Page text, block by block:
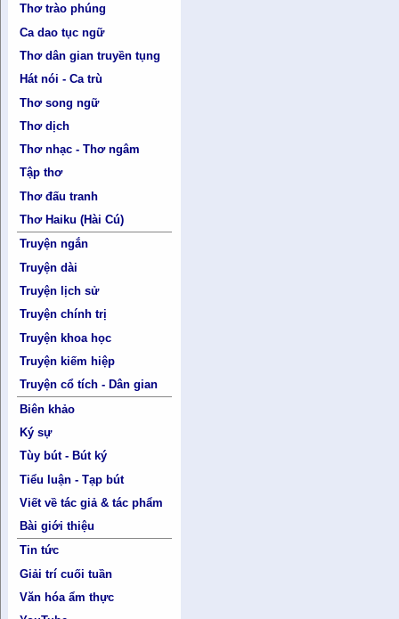
Thơ trào phúng
Ca dao tục ngữ
Thơ dân gian truyền tụng
Hát nói - Ca trù
Thơ song ngữ
Thơ dịch
Thơ nhạc - Thơ ngâm
Tập thơ
Thơ đấu tranh
Thơ Haiku (Hài Cú)
Truyện ngắn
Truyện dài
Truyện lịch sử
Truyện chính trị
Truyện khoa học
Truyện kiếm hiệp
Truyện cổ tích - Dân gian
Biên khảo
Ký sự
Tùy bút - Bút ký
Tiểu luận - Tạp bút
Viết về tác giả & tác phẩm
Bài giới thiệu
Tin tức
Giải trí cuối tuần
Văn hóa ẩm thực